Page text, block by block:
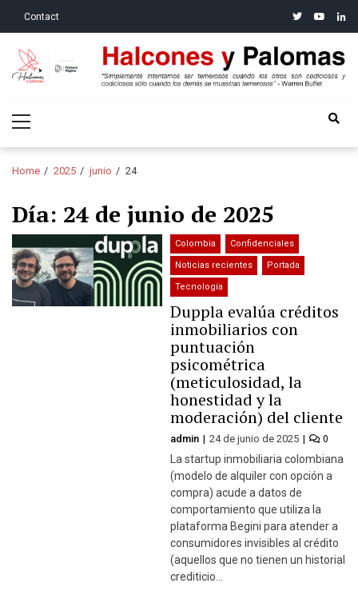
Contact twitteryoutube
Halcones y Palomas
Menu
Home 2025 junio 24
Día: 24 de junio de 2025
Colombia Confidenciales
Noticias recientes Portada
Tecnología
Duppla evalúa créditos
inmobiliarios con
puntuación
psicométrica
(meticulosidad, la
honestidad y la
moderación) del cliente
admin 24 de junio de 2025 0
La startup inmobiliaria colombiana
(modelo de alquiler con opción a
compra) acude a datos de
comportamiento que utiliza la
plataforma Begini para atender a
consumidores invisibles al crédito
(aquellos que no tienen un historial
crediticio…